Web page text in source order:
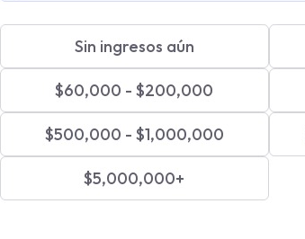
Sin ingresos aún
$60,000 - $200,000
$500,000 - $1,000,000
$5,000,000+